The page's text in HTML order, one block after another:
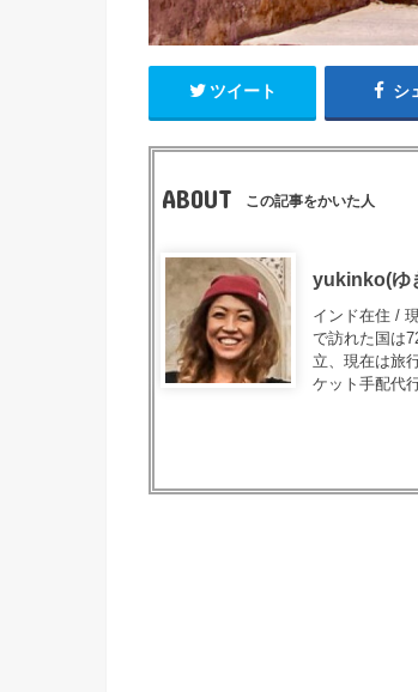
ツイート シ
ABOUT この記事をかいた人
yukinko(ゆ
インド在住 /
で訪れた国は
立、現在は旅
ケット手配代